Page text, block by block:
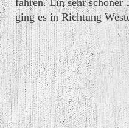
fahren. Ein sehr
ging es in Richtung